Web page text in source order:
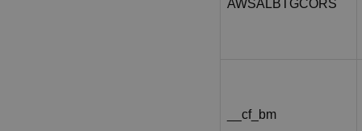
AWSALBTGCORS
__cf_bm